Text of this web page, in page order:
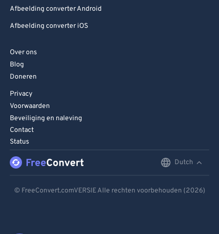
Afbeelding converter Android
Afbeelding converter iOS
Over ons
Blog
Doneren
Privacy
Voorwaarden
Beveiliging en naleving
Contact
Status
Dutch
© FreeConvert.comVERSIE Alle rechten voorbehouden (2026)